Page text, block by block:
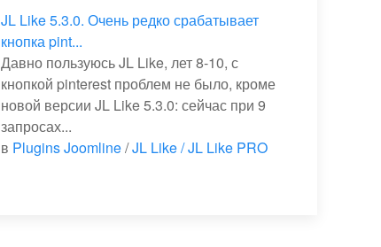
JL Like 5.3.0. Очень редко срабатывает
кнопка pint...
Давно пользуюсь JL Like, лет 8-10, с
кнопкой pinterest проблем не было, кроме
новой версии JL Like 5.3.0: сейчас при 9
запросах...
в Plugins Joomline/JL Like / JL Like PRO